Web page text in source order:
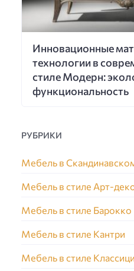
Инновационные
технологии в
стиле Модерн:
функциональность
РУБРИКИ
Мебель в
Мебель в стиле Арт-
Мебель в стиле Барокко
Мебель в стиле Кантри
Мебель в стиле